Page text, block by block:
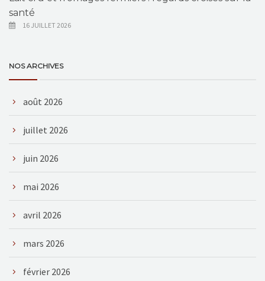
santé
16 JUILLET 2026
NOS ARCHIVES
août 2026
juillet 2026
juin 2026
mai 2026
avril 2026
mars 2026
février 2026